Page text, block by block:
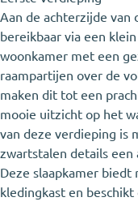
Aan de achterzijde van
bereikbaar via een
woonkamer met een
raampartijen over de
maken dit tot een
mooie uitzicht op het
van deze verdieping is
zwartstalen details een
Deze slaapkamer
kledingkast en